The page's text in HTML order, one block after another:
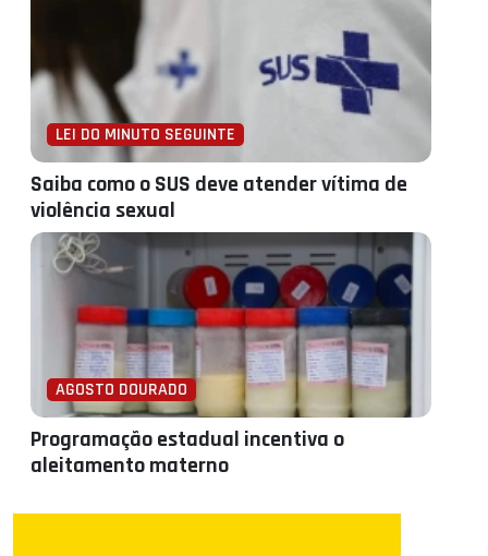
LEI DO MINUTO SEGUINTE
Saiba como o SUS deve atender vítima de
violência sexual
AGOSTO DOURADO
Programação estadual incentiva o
aleitamento materno